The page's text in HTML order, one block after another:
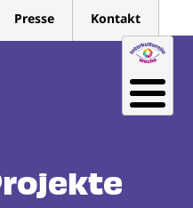
Presse Kontakt